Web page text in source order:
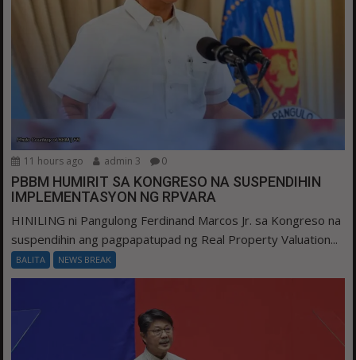
11 hours ago admin 3 0
PBBM HUMIRIT SA KONGRESO NA SUSPENDIHIN
IMPLEMENTASYON NG RPVARA
HINILING ni Pangulong Ferdinand Marcos Jr. sa Kongreso na
suspendihin ang pagpapatupad ng Real Property Valuation...
BALITA NEWS BREAK